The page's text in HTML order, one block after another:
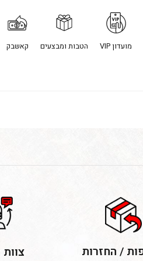
מועדון VIP הטבות ומבצעים קאשבק
/ החזרות